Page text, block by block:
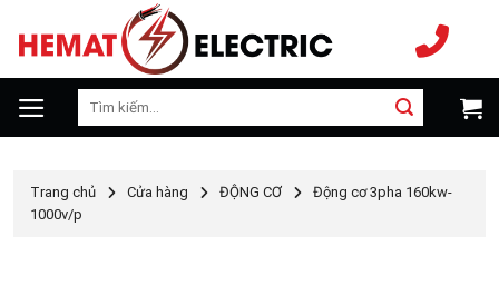
đến
dung
Tìm
Trang chủ Cửa hàng ĐỘNG CƠ
Động cơ 3pha 160kw-
1000v/p